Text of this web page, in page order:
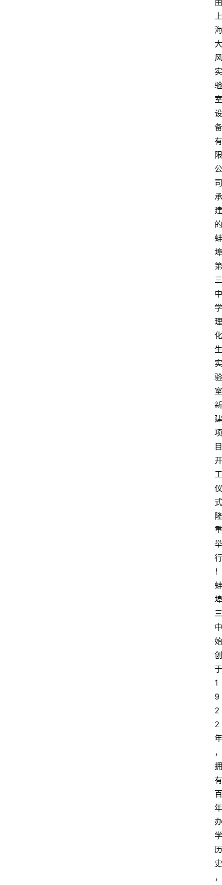
由
上
海
大
风
实
验
室
设
备
有
限
公
司
承
建
的
蚌
埠
第
三
中
学
理
化
生
实
验
室
新
建
项
目
开
工
仪
式
隆
重
举
行
！
蚌
埠
三
中
始
创
于
1
9
2
2
年
，
拥
有
百
年
办
学
历
史
，